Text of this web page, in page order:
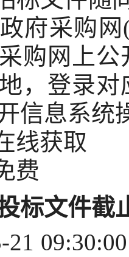
府采购网
购网上
，登录
信息系统
线获取
费
标文件截
21 09:30:00